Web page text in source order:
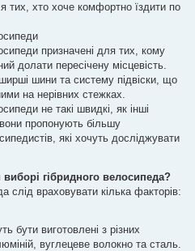
тих, хто хоче комфортно їздити по
призначені для тих, кому
долати пересічену місцевість.
шини та систему підвіски, що
на нерівних стежках.
не такі швидкі, як інші
пропонують більшу
які хочуть досліджувати
гібридного велосипеда?
слід враховувати кілька факторів:
бути виготовлені з різних
вуглецеве волокно та сталь.